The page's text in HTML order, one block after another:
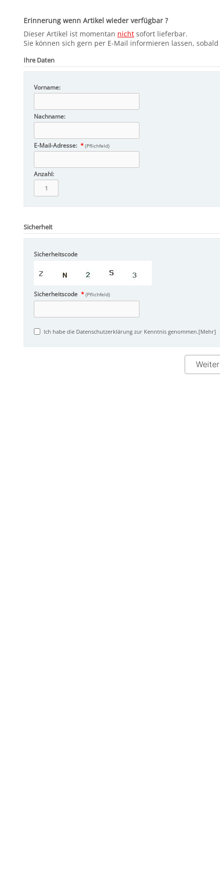
Erinnerung wenn Artikel wieder verfügbar ?
Dieser Artikel ist momentan nicht sofort lieferbar.
Sie können sich gern per E-Mail informieren lassen,
Ihre Daten
Vorname:
Nachname:
E-Mail-Adresse: * (Pflichfeld)
Anzahl:
Sicherheit
Sicherheitscode
Sicherheitscode * (Pflichfeld)
Ich habe die Datenschutzerklärung zur Kenntnis genommen.[Mehr]
Weiter